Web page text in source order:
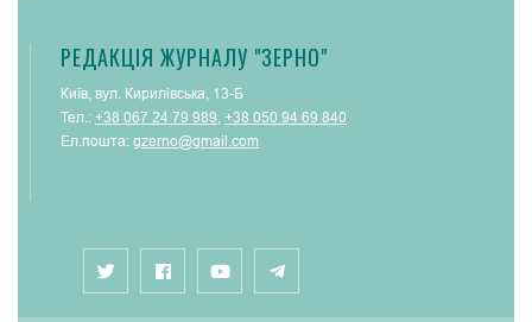
РЕДАКЦІЯ ЖУРНАЛУ "ЗЕРНО"
Київ, вул. Кирилівська, 13-Б
Тел.: +38 067 24 79 989, +38 050 94 69 840
Ел.пошта: gzerno@gmail.com